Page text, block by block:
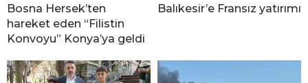
Bosna Hersek’ten
hareket eden “Filistin
Konvoyu” Konya’ya geldi
Balıkesir’e Fransız yatırımı